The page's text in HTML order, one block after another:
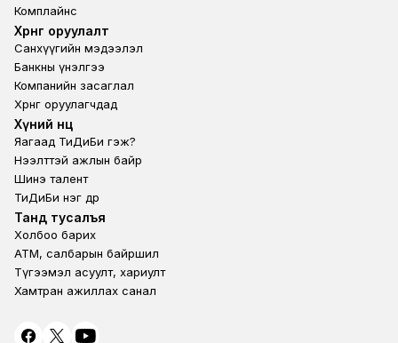
Комплайнс
Footer third
Хөрөнгө оруулалт
Санхүүгийн мэдээлэл
Банкны үнэлгээ
Компанийн засаглал
Хөрөнгө оруулагчдад
Footer second
Хүний нөөц
Яагаад ТиДиБи гэж?
Нээлттэй ажлын байр
Шинэ талент
ТиДиБи нэг өдөр
Footer fourth
Танд тусалъя
Холбоо барих
ATM, салбарын байршил
Түгээмэл асуулт, хариулт
Хамтран ажиллах санал